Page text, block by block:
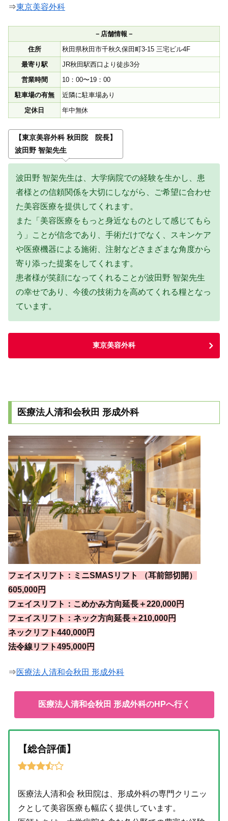
⇒東京美容外科
－店舗情報－
住所
秋田県秋田市千秋久保田町3-15 三宅ビル4F
最寄り駅
JR秋田駅西口より徒歩3分
営業時間
10：00〜19：00
駐車場の有無
近隣に駐車場あり
定休日
年中無休
【東京美容外科 秋田院 院長】
波田野 智架先生
波田野 智架先生は、大学病院での経験を生かし、患
者様との信頼関係を大切にしながら、ご希望に合わせ
た美容医療を提供してくれます。
また「美容医療をもっと身近なものとして感じてもら
う」ことが信念であり、手術だけでなく、スキンケア
や医療機器による施術、注射などさまざまな角度から
寄り添った提案をしてくれます。
患者様が笑顔になってくれることが波田野 智架先生
の幸せであり、今後の技術力を高めてくれる糧となっ
ています。
東京美容外科
医療法人清和会秋田 形成外科
フェイスリフト：ミニSMASリフト （耳前部切開）
605,000円
フェイスリフト：こめかみ方向延長＋220,000円
フェイスリフト：ネック方向延長＋210,000円
ネックリフト440,000円
法令線リフト495,000円
⇒医療法人清和会秋田 形成外科
医療法人清和会秋田 形成外科のHPへ行く
【総合評価】
医療法人清和会 秋田院は、形成外科の専門クリニッ
クとして美容医療も幅広く提供しています。